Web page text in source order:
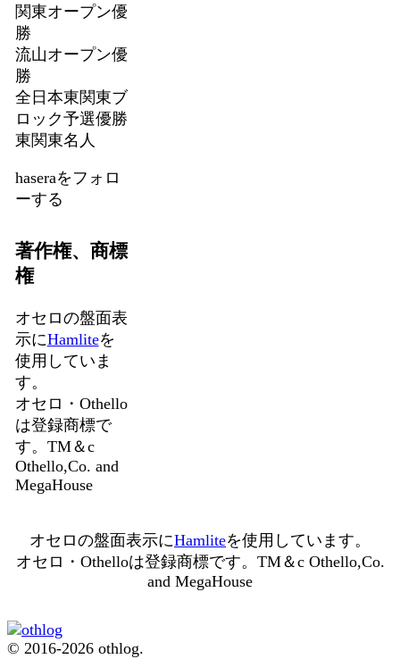
関東オープン優
勝
流山オープン優
勝
全日本東関東ブ
ロック予選優勝
東関東名人
haseraをフォロ
ーする
著作権、商標
権
オセロの盤面表
示にHamliteを
使用していま
す。
オセロ・Othello
は登録商標で
す。TM＆c
Othello,Co. and
MegaHouse
オセロの盤面表示にHamliteを使用しています。
オセロ・Othelloは登録商標です。TM＆c Othello,Co.
and MegaHouse
© 2016-2026 othlog.